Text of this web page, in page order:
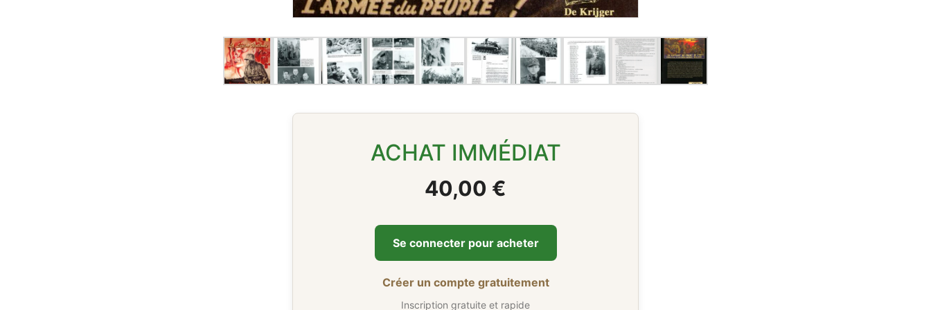
ACHAT IMMÉDIAT
40,00 €
Se connecter pour acheter
Créer un compte gratuitement
Inscription gratuite et rapide